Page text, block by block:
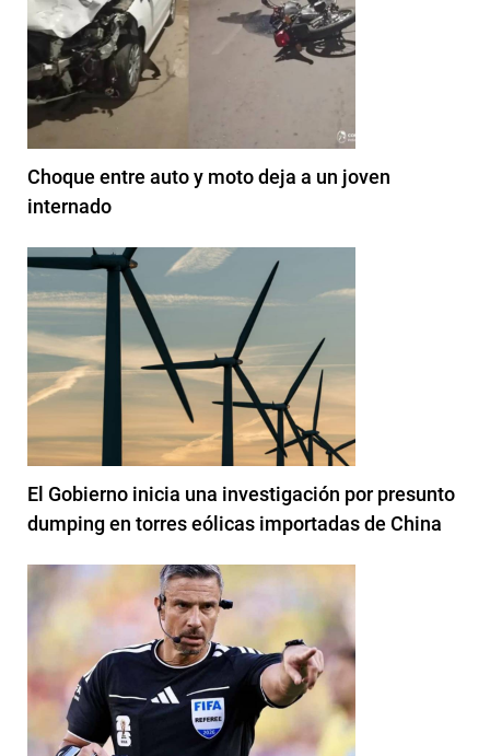
Choque entre auto y moto deja a un joven
internado
El Gobierno inicia una investigación por presunto
dumping en torres eólicas importadas de China